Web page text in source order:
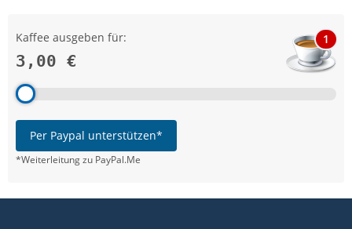
Kaffee ausgeben für:
3,00 €
1
Per Paypal unterstützen*
*Weiterleitung zu PayPal.Me